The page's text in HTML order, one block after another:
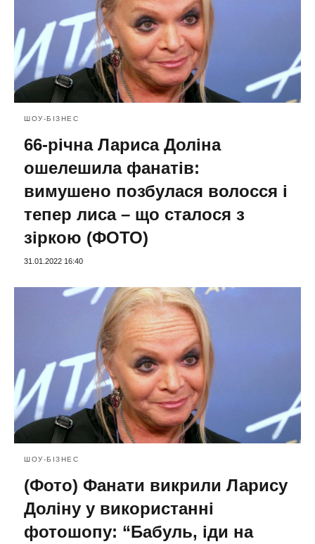
ШОУ-БІЗНЕС
66-річна Лариса Доліна
ошелешила фанатів:
вимушено позбулася волосся і
тепер лиса – що сталося з
зіркою (ФОТО)
31.01.2022 16:40
ШОУ-БІЗНЕС
(Фото) Фанати викрили Ларису
Доліну у використанні
фотошопу: “Бабуль, іди на